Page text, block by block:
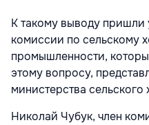
К такому выводу пришли
комиссии по сельскому
промышленности,
этому вопросу,
министерства сельского
Николай Чубук, член